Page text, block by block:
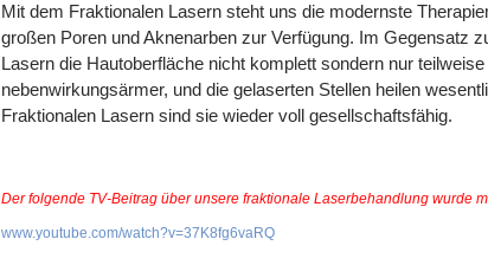
Mit dem Fraktionalen Lasern steht uns die modernste
großen Poren und Aknenarben zur Verfügung. Im Gegensatz
Lasern die Hautoberfläche nicht komplett sondern nur
nebenwirkungsärmer, und die gelaserten Stellen heilen
Fraktionalen Lasern sind sie wieder voll gesellschaftsfähig.
Der folgende TV-Beitrag über unsere fraktionale Laserbehandlung wurde
www.youtube.com/watch?v=37K8fg6vaRQ